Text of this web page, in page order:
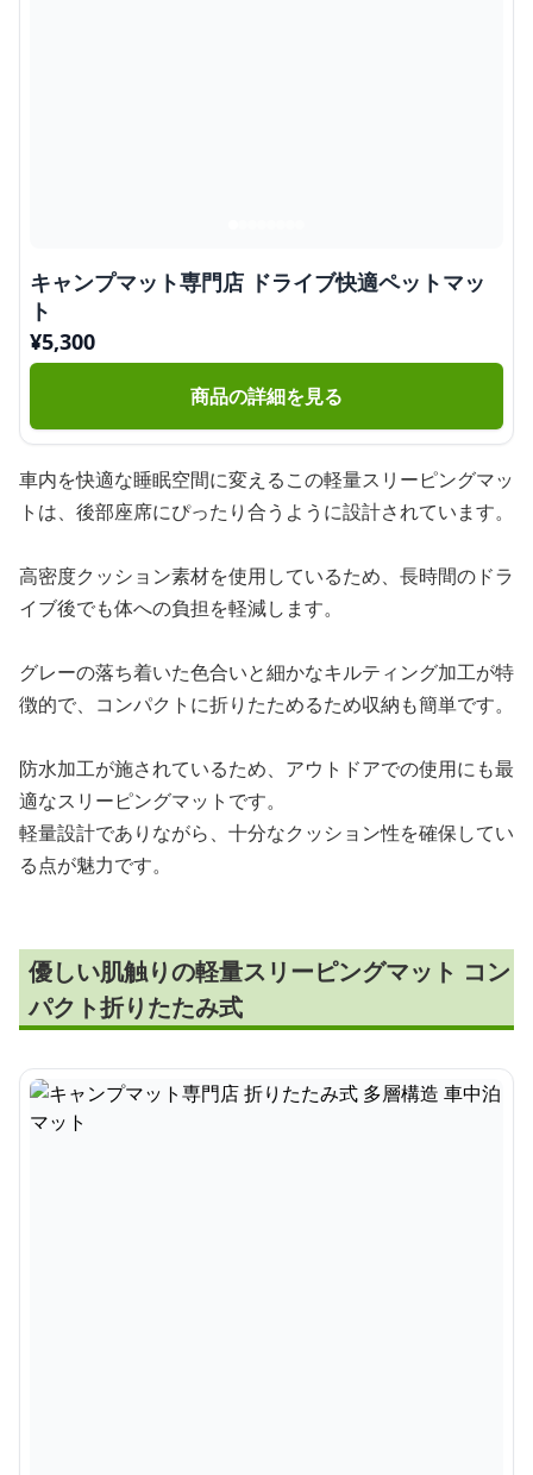
キャンプマット専門店 ドライブ快適ペットマッ
ト
¥5,300
商品の詳細を見る
車内を快適な睡眠空間に変えるこの軽量スリーピングマッ
トは、後部座席にぴったり合うように設計されています。
高密度クッション素材を使用しているため、長時間のドラ
イブ後でも体への負担を軽減します。
グレーの落ち着いた色合いと細かなキルティング加工が特
徴的で、コンパクトに折りたためるため収納も簡単です。
防水加工が施されているため、アウトドアでの使用にも最
適なスリーピングマットです。
軽量設計でありながら、十分なクッション性を確保してい
る点が魅力です。
優しい肌触りの軽量スリーピングマット コン
パクト折りたたみ式